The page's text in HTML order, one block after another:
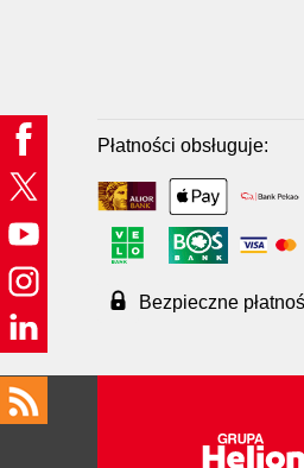
Płatności obsługuje:
Bezpieczne